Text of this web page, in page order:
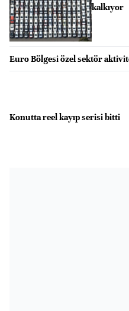
kalkıyor
Euro Bölgesi özel sektör
Konutta reel kayıp serisi bitti